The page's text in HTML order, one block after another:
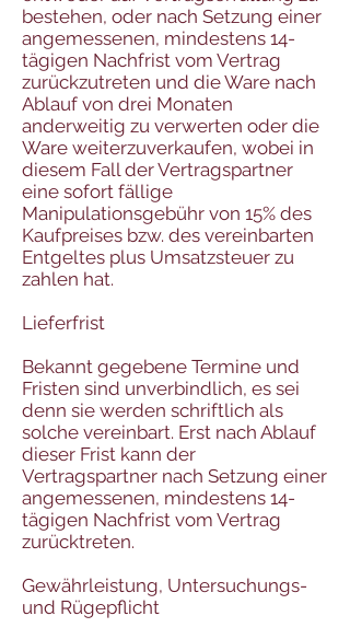
bestehen, oder nach Setzung einer
angemessenen, mindestens 14-
tägigen Nachfrist vom Vertrag
zurückzutreten und die Ware nach
Ablauf von drei Monaten
anderweitig zu verwerten oder die
Ware weiterzuverkaufen, wobei in
diesem Fall der Vertragspartner
eine sofort fällige
Manipulationsgebühr von 15% des
Kaufpreises bzw. des vereinbarten
Entgeltes plus Umsatzsteuer zu
zahlen hat.
Lieferfrist
Bekannt gegebene Termine und
Fristen sind unverbindlich, es sei
denn sie werden schriftlich als
solche vereinbart. Erst nach Ablauf
dieser Frist kann der
Vertragspartner nach Setzung einer
angemessenen, mindestens 14-
tägigen Nachfrist vom Vertrag
zurücktreten.
Gewährleistung, Untersuchungs-
und Rügepflicht